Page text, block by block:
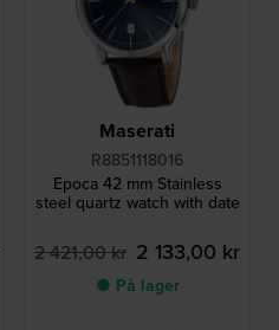
Maserati
R8851118016
Epoca 42 mm Stainless
steel quartz watch with date
2 421,00 kr 2 133,00 kr
● På lager